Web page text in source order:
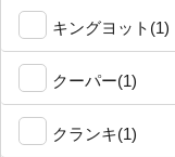
キングヨット(1)
クーパー(1)
クランキ(1)